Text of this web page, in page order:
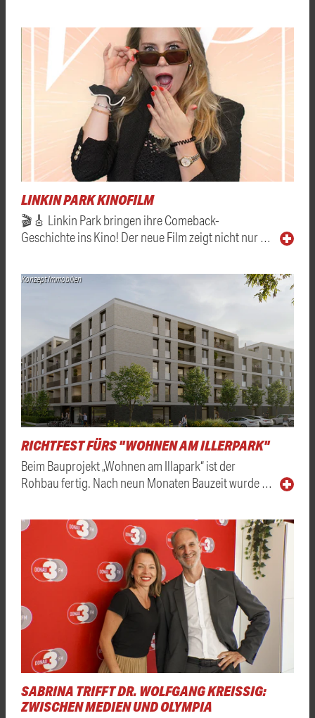
LINKIN PARK KINOFILM
🎬🎸 Linkin Park bringen ihre Comeback-
Geschichte ins Kino! Der neue Film zeigt nicht nur …
Konzept Immobilien
RICHTFEST FÜRS "WOHNEN AM ILLERPARK"
Beim Bauprojekt „Wohnen am Illapark“ ist der
Rohbau fertig. Nach neun Monaten Bauzeit wurde …
SABRINA TRIFFT DR. WOLFGANG KREISSIG: Z
WISCHEN MEDIEN UND OLYMPIA